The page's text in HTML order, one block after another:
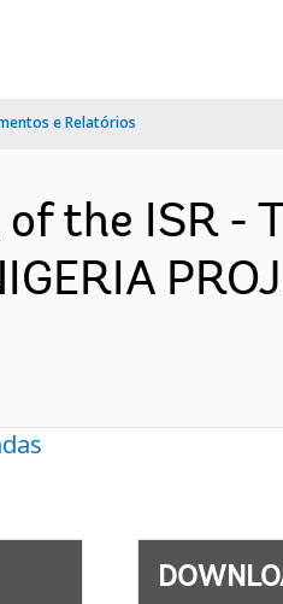
e Relatórios
the ISR -